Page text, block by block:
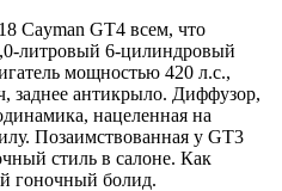
Cayman GT4 всем, что
литровый 6-цилиндровый
мощностью 420 л.с.,
заднее антикрыло. Диффузор,
нацеленная на
Позаимствованная у GT3
стиль в салоне. Как
гоночный болид.